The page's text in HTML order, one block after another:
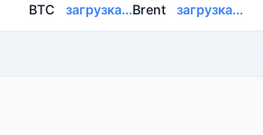
BTC
загрузка...Brent загрузка...